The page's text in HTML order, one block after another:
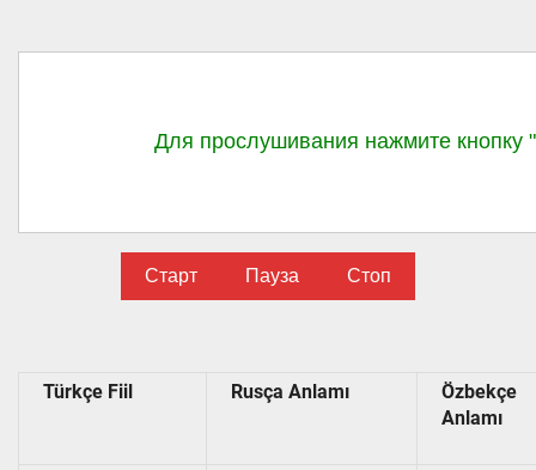
Старт Пауза Стоп
Türkçe Fiil Rusça Anlamı
Özbekçe
Anlamı